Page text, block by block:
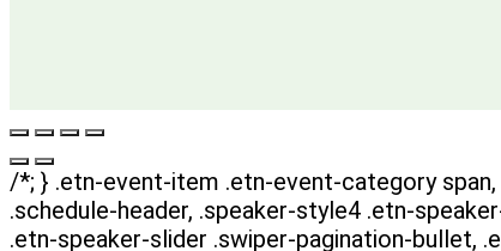
/*; } .etn-event-item .etn-event-category
.schedule-header, .speaker-style4 .etn-
.etn-speaker-slider .swiper-pagination-bullet,